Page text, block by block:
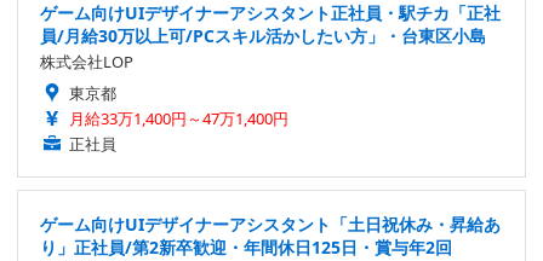
ゲーム向けUIデザイナーアシスタント正社員・駅チカ「正社
員/月給30万以上可/PCスキル活かしたい方」・台東区小島
株式会社LOP
東京都
月給33万1,400円～47万1,400円
正社員
ゲーム向けUIデザイナーアシスタント「土日祝休み・昇給あ
り」正社員/第2新卒歓迎・年間休日125日・賞与年2回